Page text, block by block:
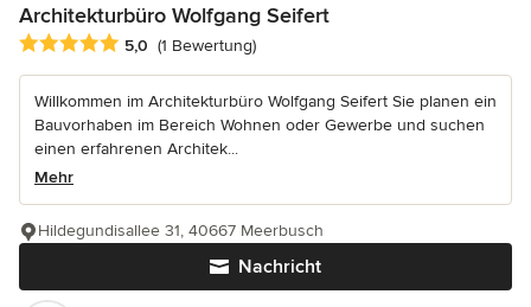
Architekturbüro Wolfgang Seifert
Durchschnittliche Bewertung: 5 von 5 Sternen
5,0 (1 Bewertung)
Willkommen im Architekturbüro Wolfgang Seifert Sie planen ein
Bauvorhaben im Bereich Wohnen oder Gewerbe und suchen
einen erfahrenen Architek...
Mehr
Nachricht
Hildegundisallee 31, 40667 Meerbusch